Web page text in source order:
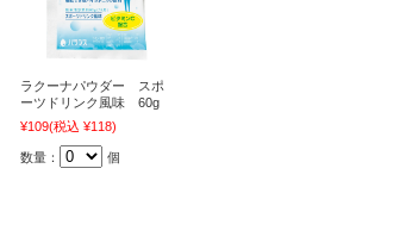
ラクーナパウダー スポ
ーツドリンク風味 60g
¥109(税込 ¥118)
数量： 個